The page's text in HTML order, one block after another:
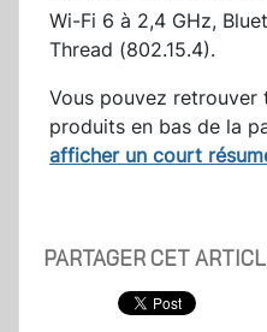
Wi-Fi 6 à 2,4 GHz,
Thread (802.15.4).
Vous pouvez retrouver
produits en bas de la
afficher un court
PARTAGER CET